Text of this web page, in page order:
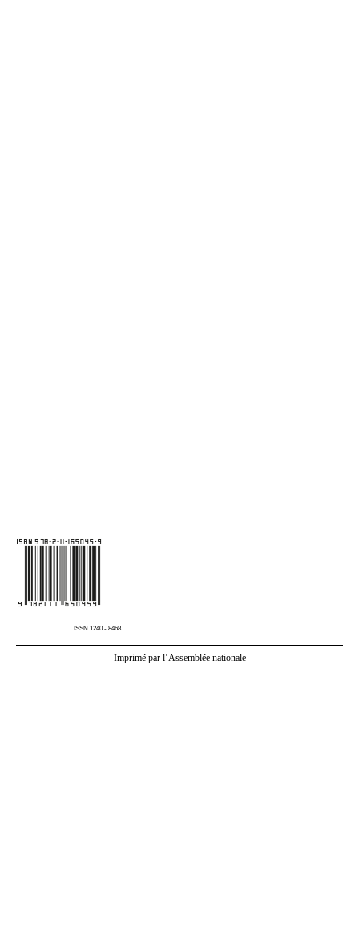
ISSN 1240‑ 8468
Imprimé par l’Assemblée nationale